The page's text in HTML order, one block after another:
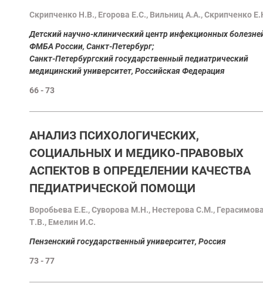
Скрипченко Н.В., Егорова Е.С., Вильниц А.А., Скрипченко
Детский научно-клинический центр инфекционных
ФМБА России, Санкт-Петербург;
Cанкт-Петербургский государственный педиатрический
медицинский университет, Российская Федерация
66 - 73
АНАЛИЗ ПСИХОЛОГИЧЕСКИХ,
СОЦИАЛЬНЫХ И МЕДИКО-ПРАВОВЫХ
АСПЕКТОВ В ОПРЕДЕЛЕНИИ КАЧЕСТВА
ПЕДИАТРИЧЕСКОЙ ПОМОЩИ
Воробьева Е.Е., Суворова М.Н., Нестерова С.М.,
Т.В., Емелин И.С.
Пензенский государственный университет, Россия
73 - 77